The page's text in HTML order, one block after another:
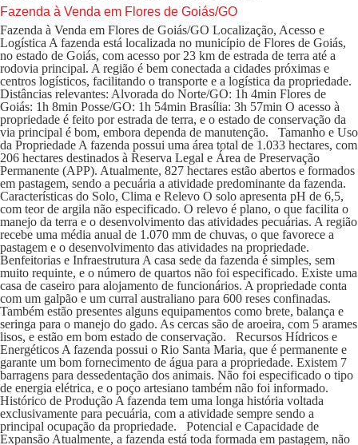
Fazenda à Venda em Flores de Goiás/GO
Fazenda à Venda em Flores de Goiás/GO Localização, Acesso e
Logística A fazenda está localizada no município de Flores de Goiás,
no estado de Goiás, com acesso por 23 km de estrada de terra até a
rodovia principal. A região é bem conectada a cidades próximas e
centros logísticos, facilitando o transporte e a logística da propriedade.
Distâncias relevantes: Alvorada do Norte/GO: 1h 4min Flores de
Goiás: 1h 8min Posse/GO: 1h 54min Brasília: 3h 57min O acesso à
propriedade é feito por estrada de terra, e o estado de conservação da
via principal é bom, embora dependa de manutenção. Tamanho e Uso
da Propriedade A fazenda possui uma área total de 1.033 hectares, com
206 hectares destinados à Reserva Legal e Área de Preservação
Permanente (APP). Atualmente, 827 hectares estão abertos e formados
em pastagem, sendo a pecuária a atividade predominante da fazenda.
Características do Solo, Clima e Relevo O solo apresenta pH de 6,5,
com teor de argila não especificado. O relevo é plano, o que facilita o
manejo da terra e o desenvolvimento das atividades pecuárias. A região
recebe uma média anual de 1.070 mm de chuvas, o que favorece a
pastagem e o desenvolvimento das atividades na propriedade.
Benfeitorias e Infraestrutura A casa sede da fazenda é simples, sem
muito requinte, e o número de quartos não foi especificado. Existe uma
casa de caseiro para alojamento de funcionários. A propriedade conta
com um galpão e um curral australiano para 600 reses confinadas.
Também estão presentes alguns equipamentos como brete, balança e
seringa para o manejo do gado. As cercas são de aroeira, com 5 arames
lisos, e estão em bom estado de conservação. Recursos Hídricos e
Energéticos A fazenda possui o Rio Santa Maria, que é permanente e
garante um bom fornecimento de água para a propriedade. Existem 7
barragens para dessedentação dos animais. Não foi especificado o tipo
de energia elétrica, e o poço artesiano também não foi informado.
Histórico de Produção A fazenda tem uma longa história voltada
exclusivamente para pecuária, com a atividade sempre sendo a
principal ocupação da propriedade. Potencial e Capacidade de
Expansão Atualmente, a fazenda está toda formada em pastagem, não